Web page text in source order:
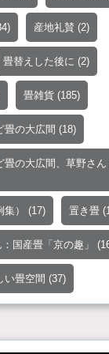
産地礼賛 (2)
畳替えした後に (2)
畳雑貨 (185)
畳の大広間 (18)
畳の大広間、草野さ
） (17) 置き畳
国産畳「京の趣」
い畳空間 (37)